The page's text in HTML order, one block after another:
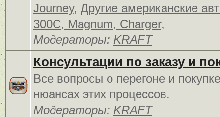
Journey, Другие американские
300C, Magnum, Charger,
Модераторы: KRAFT
Консультации по заказу и
Все вопросы о перегоне и
нюансах этих процессов.
Модераторы: KRAFT